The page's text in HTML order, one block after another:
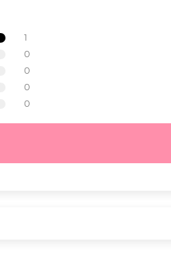
1
0
0
0
0